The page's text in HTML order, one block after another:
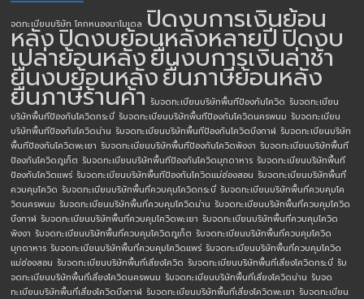
จดทะเบียนบริษัท โคกหนองนาโมเดล ปิดงบการเงินย้อน
หลังปิดงบย้อนหลังหลายปีปิดงบ
เปล่าย้อนหลังยื่นงบการเงินล่าช้า
ยื่นงบย้อนหลังยื่นภาษีย้อนหลัง
ยื่นภาษีร้านค้า รับจดทะเบียนบริษัทพื้นทีป้องกันโควิด รับจดทะเบียน
บริษัทพื้นทีป้องกันโควิดกระบี่ รับจดทะเบียนบริษัทพื้นทีป้องกันโควิดนครพนม รับจดทะเบียน
บริษัทพื้นทีป้องกันโควิดน่าน รับจดทะเบียนบริษัทพื้นทีป้องกันโควิดบึงกาฬ รับจดทะเบียนบริษัท
พื้นทีป้องกันโควิดพะเยา รับจดทะเบียนบริษัทพื้นทีป้องกันโควิดพังงา รับจดทะเบียนบริษัทพื้นที
ป้องกันโควิดภูเก็ต รับจดทะเบียนบริษัทพื้นทีป้องกันโควิดมุกดาหาร รับจดทะเบียนบริษัทพื้นที
ป้องกันโควิดแพร่ รับจดทะเบียนบริษัทพื้นทีป้องกันโควิดแม่ฮ่องสอน รับจดทะเบียนบริษัทพื้นที่
ควบคุมโควิด รับจดทะเบียนบริษัทพื้นที่ควบคุมโควิดกระบี่ รับจดทะเบียนบริษัทพื้นที่ควบคุมโค
วิดนครพนม รับจดทะเบียนบริษัทพื้นที่ควบคุมโควิดน่าน รับจดทะเบียนบริษัทพื้นที่ควบคุมโควิด
บึงกาฬ รับจดทะเบียนบริษัทพื้นที่ควบคุมโควิดพะเยา รับจดทะเบียนบริษัทพื้นที่ควบคุมโควิด
พังงา รับจดทะเบียนบริษัทพื้นที่ควบคุมโควิดภูเก็ต รับจดทะเบียนบริษัทพื้นที่ควบคุมโควิด
มุกดาหาร รับจดทะเบียนบริษัทพื้นที่ควบคุมโควิดแพร่ รับจดทะเบียนบริษัทพื้นที่ควบคุมโควิด
แม่ฮ่องสอน รับจดทะเบียนบริษัทพื้นที่เสี่ยงโควิด รับจดทะเบียนบริษัทพื้นที่เสี่ยงโควิดกระบี่ รับ
จดทะเบียนบริษัทพื้นที่เสี่ยงโควิดนครพนม รับจดทะเบียนบริษัทพื้นที่เสี่ยงโควิดน่าน รับจด
ทะเบียนบริษัทพื้นที่เสี่ยงโควิดบึงกาฬ รับจดทะเบียนบริษัทพื้นที่เสี่ยงโควิดพะเยา รับจดทะเบียน